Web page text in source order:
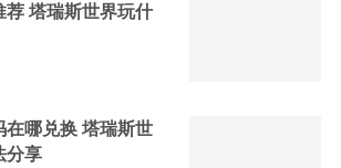
荐 塔瑞斯世界玩什
在哪兑换 塔瑞斯世
分享